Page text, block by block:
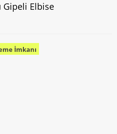
Gipeli Elbise
İmkanı